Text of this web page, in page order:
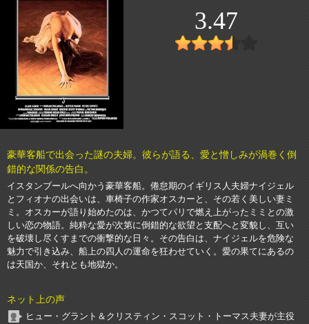
3.47
豪華客船で出会った謎の夫婦。彼らが語る、愛と憎しみが渦巻く倒
錯的な関係の告白。
イスタンブールへ向かう豪華客船。倦怠期のイギリス人夫婦ナイジェル
とフィオナの出会いは、車椅子の作家オスカーと、その若く美しい妻ミ
ミ。オスカーが語り始めたのは、かつてパリで燃え上がったミミとの激
しい恋の物語。純粋な愛が次第に倒錯的な欲望と支配へと変貌し、互い
を破壊し尽くすまでの衝撃的な日々。その告白は、ナイジェルを危険な
魅力で引き込み、船上の四人の運命を狂わせていく。愛の果てにあるの
は天国か、それとも地獄か。
ネット上の声
ヒュー・グラント＆クリスティン・スコット・トーマス夫妻が主役